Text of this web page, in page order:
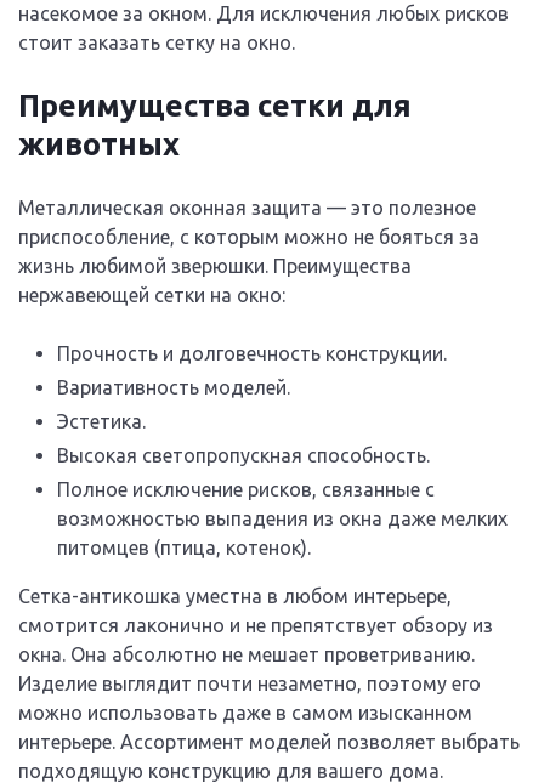
насекомое за окном. Для исключения любых рисков
стоит заказать сетку на окно.
Преимущества сетки для
животных
Металлическая оконная защита — это полезное
приспособление, с которым можно не бояться за
жизнь любимой зверюшки. Преимущества
нержавеющей сетки на окно:
Прочность и долговечность конструкции.
Вариативность моделей.
Эстетика.
Высокая светопропускная способность.
Полное исключение рисков, связанные с
возможностью выпадения из окна даже мелких
питомцев (птица, котенок).
Сетка-антикошка уместна в любом интерьере,
смотрится лаконично и не препятствует обзору из
окна. Она абсолютно не мешает проветриванию.
Изделие выглядит почти незаметно, поэтому его
можно использовать даже в самом изысканном
интерьере. Ассортимент моделей позволяет выбрать
подходящую конструкцию для вашего дома.